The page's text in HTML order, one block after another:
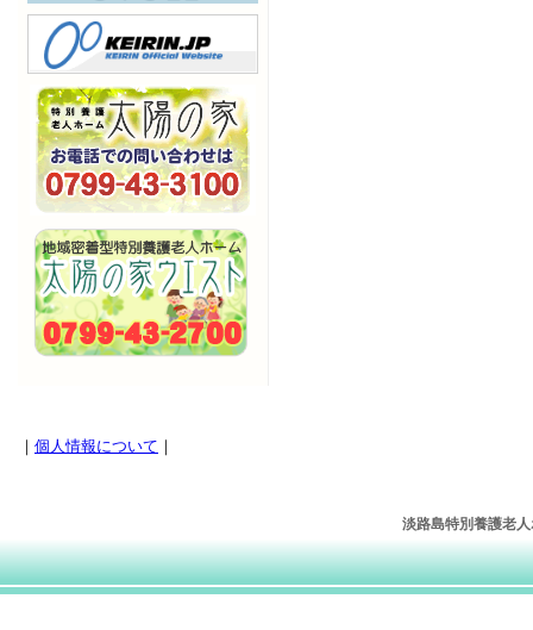
｜ 個人情報について ｜
淡路島特別養護老